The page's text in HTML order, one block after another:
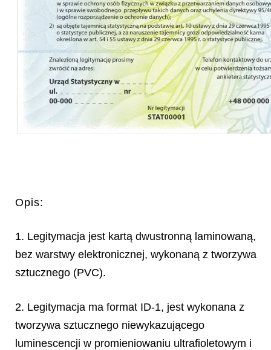
Opis:
1. Legitymacja jest kartą dwustronną laminowaną,
bez warstwy elektronicznej, wykonaną z tworzywa
sztucznego (PVC).
2. Legitymacja ma format ID-1, jest wykonana z
tworzywa sztucznego niewykazującego
luminescencji w promieniowaniu ultrafioletowym i